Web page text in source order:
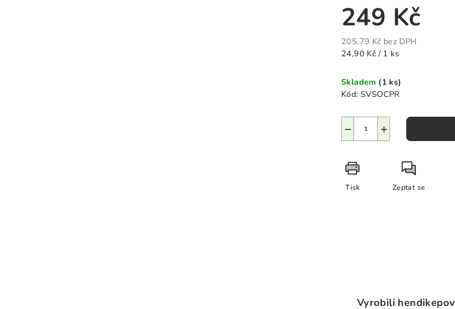
249 Kč
205,79 Kč bez DPH
Měrná
24,90 Kč / 1 ks
Skladem (1 ks)
Kód: SVSOCPR
+
−
Tisk Zeptat se
Vyrobili